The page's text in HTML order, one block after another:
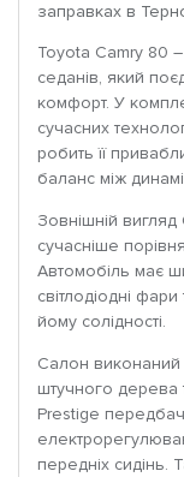
заправках в
Toyota Camry 80
седанів, який
комфорт. У
сучасних
робить її
баланс між
Зовнішній
сучасніше
Автомобіль має
світлодіодні
йому солідності.
Салон виконаний
штучного дерева
Prestige
передніх сидінь.